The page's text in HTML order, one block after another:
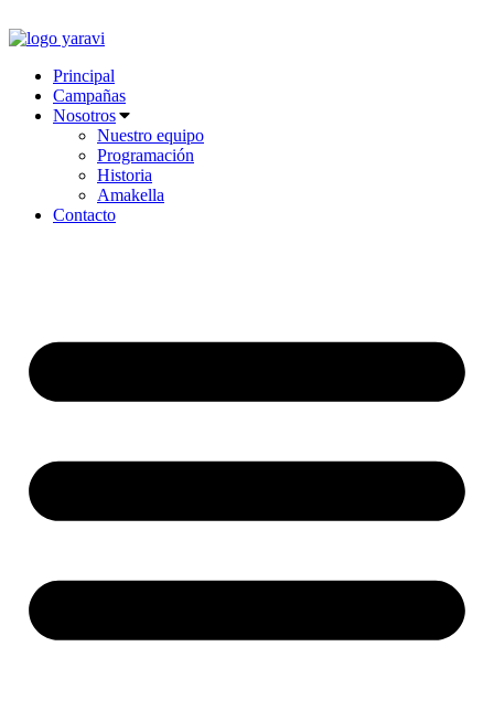
al
Principal
Campañas
Nosotros
Nuestro equipo
Programación
Historia
Amakella
Contacto